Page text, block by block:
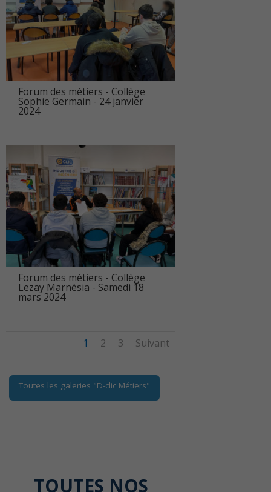
Forum des métiers - Collège
Sophie Germain - 24 janvier
2024
Forum des métiers - Collège
Lezay Marnésia - Samedi 18
mars 2024
1 2 3 Suivant
Toutes les galeries "D-clic Métiers"
TOUTES NOS